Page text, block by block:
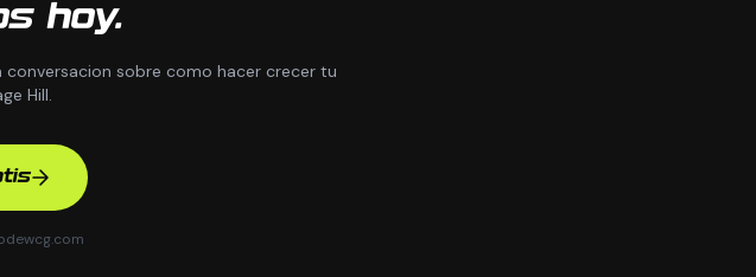
hoy.
sobre como hacer crecer tu
Hill.